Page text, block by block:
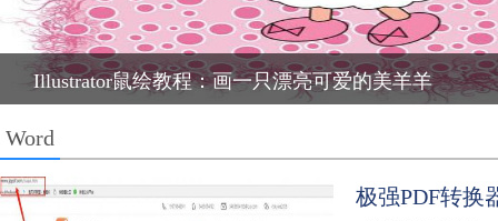
Illustrator鼠绘教程：简单绘制金色指南针
Word
极强PDF转换